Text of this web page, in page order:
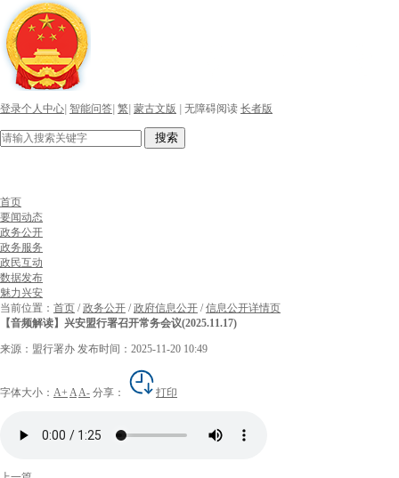
登录个人中心 智能问答 繁 蒙古文版 无障碍阅读 长者版
搜索
首页
要闻动态
政务公开
政务服务
政民互动
数据发布
魅力兴安
当前位置： 首页 /政务公开 /政府信息公开 /信息公开详情页
【音频解读】兴安盟行署召开常务会议(2025.11.17)
来源：盟行署办 发布时间：2025-11-20 10:49
字体大小： A+ AA- 分享： 打印